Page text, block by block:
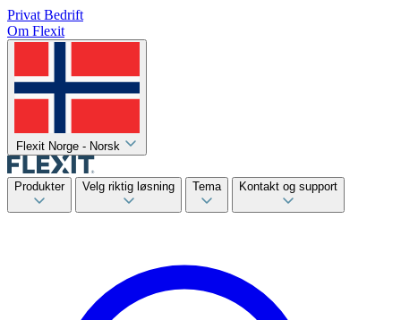
Privat Bedrift
Om Flexit
Flexit Norge - Norsk
Produkter Velg riktig løsning Tema Kontakt og support